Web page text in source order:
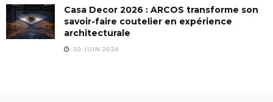
Casa Decor 2026 : ARCOS transforme son
savoir-faire coutelier en expérience
architecturale
30 JUIN 2026